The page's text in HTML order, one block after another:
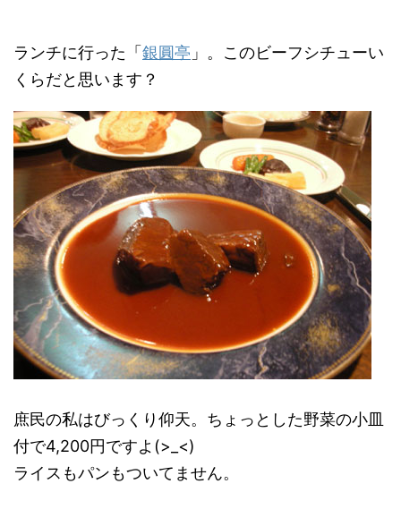
ランチに行った「 銀圓亭 」。このビーフシチューい
くらだと思います？
庶民の私はびっくり仰天。ちょっとした野菜の小皿
付で4,200円ですよ(>_<)
ライスもパンもついてません。